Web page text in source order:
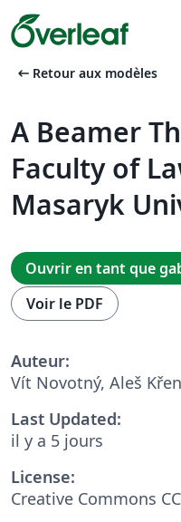
arrow_left_alt Retour aux modèles
A Beamer
Faculty of
Masaryk
Ouvrir en tant que
Voir le PDF
Auteur:
Vít Novotný, Aleš
Last Updated:
il y a 5 jours
License:
Creative Commons